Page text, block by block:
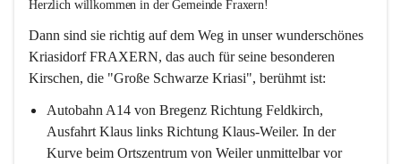
Herzlich willkommen in der Gemeinde Fraxern!
Dann sind sie richtig auf dem Weg in unser wunderschönes
Kriasidorf FRAXERN, das auch für seine besonderen
Kirschen, die "Große Schwarze Kriasi", berühmt ist:
Autobahn A14 von Bregenz Richtung Feldkirch,
Ausfahrt Klaus links Richtung Klaus-Weiler. In der
Kurve beim Ortszentrum von Weiler unmittelbar vor